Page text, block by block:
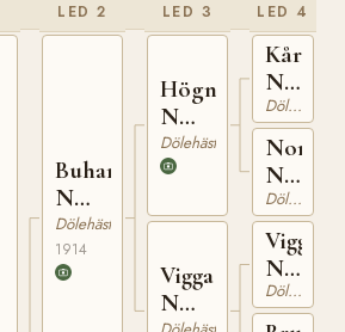
LED 2
Buhammer
N
1007
Dölehäst
1914
LED 3
Högne
N
737
Dölehäst
Vigga
N
LED 4
Kåre
N
619Dölehäst
Norma
N
1579
Dölehäst
Viggo
N
488
Dölehäst